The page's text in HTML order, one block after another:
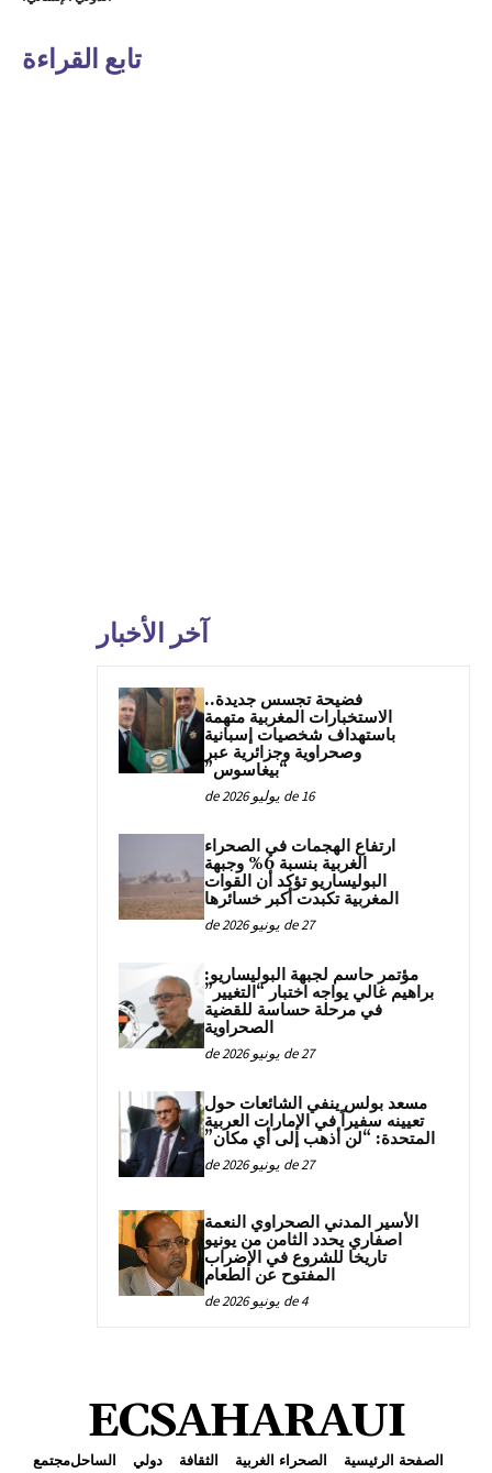
تابع القراءة
آخر الأخبار
فضيحة تجسس جديدة..
الاستخبارات المغربية متهمة
باستهداف شخصيات إسبانية
وصحراوية وجزائرية عبر
“بيغاسوس”
16 de يوليو de 2026
ارتفاع الهجمات في الصحراء
الغربية بنسبة 6% وجبهة
البوليساريو تؤكد أن القوات
المغربية تكبدت أكبر خسائرها
27 de يونيو de 2026
مؤتمر حاسم لجبهة البوليساريو:
براهيم غالي يواجه اختبار “التغيير”
في مرحلة حساسة للقضية
الصحراوية
27 de يونيو de 2026
مسعد بولس ينفي الشائعات حول
تعيينه سفيراً في الإمارات العربية
المتحدة: “لن أذهب إلى أي مكان”
27 de يونيو de 2026
الأسير المدني الصحراوي النعمة
اصفاري يحدد الثامن من يونيو
تاريخا للشروع في الإضراب
المفتوح عن الطعام
4 de يونيو de 2026
ECSAHARAUI
الصفحة الرئيسية الصحراء الغربية الثقافة دولي الساحلمجتمع